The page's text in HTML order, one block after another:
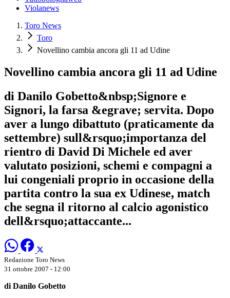
Violanews
Toro News
Toro
Novellino cambia ancora gli 11 ad Udine
Novellino cambia ancora gli 11 ad Udine
di Danilo Gobetto&nbsp;Signore e
Signori, la farsa &egrave; servita. Dopo
aver a lungo dibattuto (praticamente da
settembre) sull&rsquo;importanza del
rientro di David Di Michele ed aver
valutato posizioni, schemi e compagni a
lui congeniali proprio in occasione della
partita contro la sua ex Udinese, match
che segna il ritorno al calcio agonistico
dell&rsquo;attaccante...
Redazione Toro News
31 ottobre 2007 - 12:00
di Danilo Gobetto